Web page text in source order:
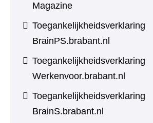
Magazine
Toegankelijkheidsverklaring
BrainPS.brabant.nl
Toegankelijkheidsverklaring
Werkenvoor.brabant.nl
Toegankelijkheidsverklaring
BrainS.brabant.nl